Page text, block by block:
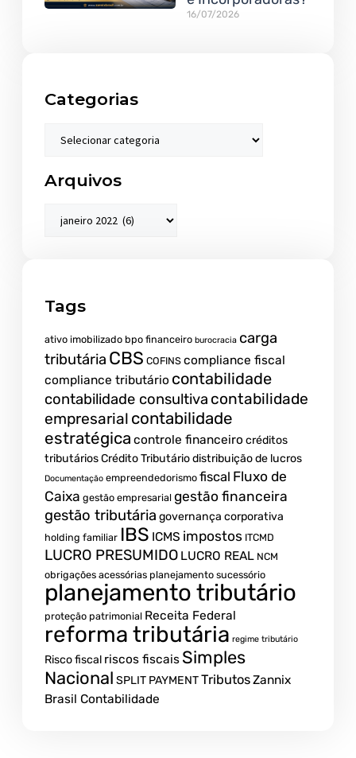
16/07/2026
Categorias
Arquivos
Tags
ativo imobilizado bpo financeiro burocracia carga
tributária CBS COFINS compliance fiscal
compliance tributário contabilidade
contabilidade consultiva contabilidade
empresarial contabilidade
estratégica controle financeiro créditos
tributáriosCrédito Tributáriodistribuição de lucros
Documentação empreendedorismo fiscal Fluxo de
Caixa gestão empresarial gestão financeira
gestão tributária governança corporativa
holding familiar IBS ICMS impostos ITCMD
LUCRO PRESUMIDO LUCRO REAL NCM
obrigações acessórias planejamento sucessório
planejamento tributário
proteção patrimonial Receita Federal
reforma tributária regime tributário
Risco fiscal riscos fiscais Simples
Nacional SPLIT PAYMENTTributosZannix
Brasil Contabilidade